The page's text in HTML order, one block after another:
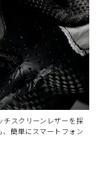
スクリーンレザーを採
簡単にスマートフォン